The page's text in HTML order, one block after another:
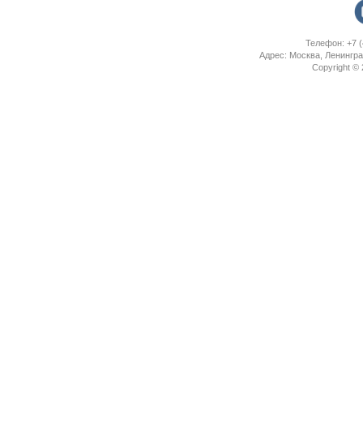
Телефон: +7
Адрес: Москва,
Copyright ©